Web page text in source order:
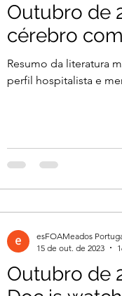
Outubro de
cérebro
Resumo da literatura
perfil hospitalista e
Outubro de
esFOAMeados
15 de out. de 2023